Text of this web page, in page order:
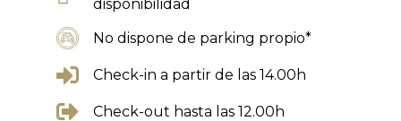
disponibilidad
No dispone de parking propio*
Check-in a partir de las 14.00h
Check-out hasta las 12.00h